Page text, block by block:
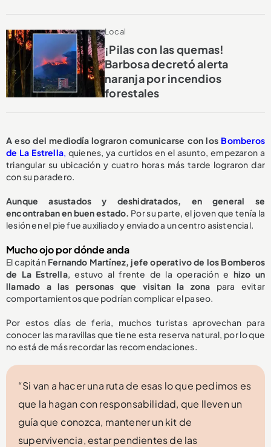
Local
¡Pilas con las quemas!
Barbosa decretó alerta
naranja por incendios
forestales
A eso del mediodía lograron comunicarse con los Bomberos
de La Estrella, quienes, ya curtidos en el asunto, empezaron a
triangular su ubicación y cuatro horas más tarde lograron dar
con su paradero.
Aunque asustados y deshidratados, en general se
encontraban en buen estado. Por su parte, el joven que tenía la
lesión en el pie fue auxiliado y enviado a un centro asistencial.
Mucho ojo por dónde anda
El capitánFernando Martínez, jefe operativo de los Bomberos
de La Estrella, estuvo al frente de la operación e hizo un
llamado a las personas que visitan la zona para evitar
comportamientos que podrían complicar el paseo.
Por estos días de feria, muchos turistas aprovechan para
conocer las maravillas que tiene esta reserva natural, por lo que
no está de más recordar las recomendaciones.
“Si van a hacer una ruta de esas lo que pedimos es
que la hagan con responsabilidad, que lleven un
guía que conozca, mantener un kit de
supervivencia, estar pendientes de las